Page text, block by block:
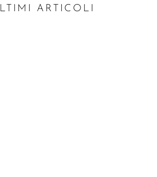
ULTIMI ARTICOLI